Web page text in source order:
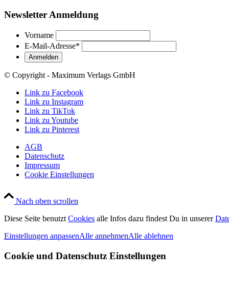
Newsletter Anmeldung
Vorname
E-Mail-Adresse*
© Copyright - Maximum Verlags GmbH
Link zu Facebook
Link zu Instagram
Link zu TikTok
Link zu Youtube
Link zu Pinterest
AGB
Datenschutz
Impressum
Cookie Einstellungen
Nach oben scrollen
Diese Seite benutzt Cookies alle Infos dazu findest Du in unserer
Einstellungen anpassenAlle annehmenAlle ablehnen
Cookie und Datenschutz Einstellungen